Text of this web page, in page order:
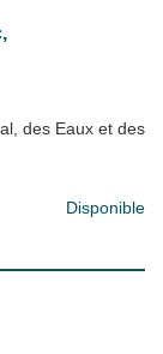
des Eaux et des
Disponible